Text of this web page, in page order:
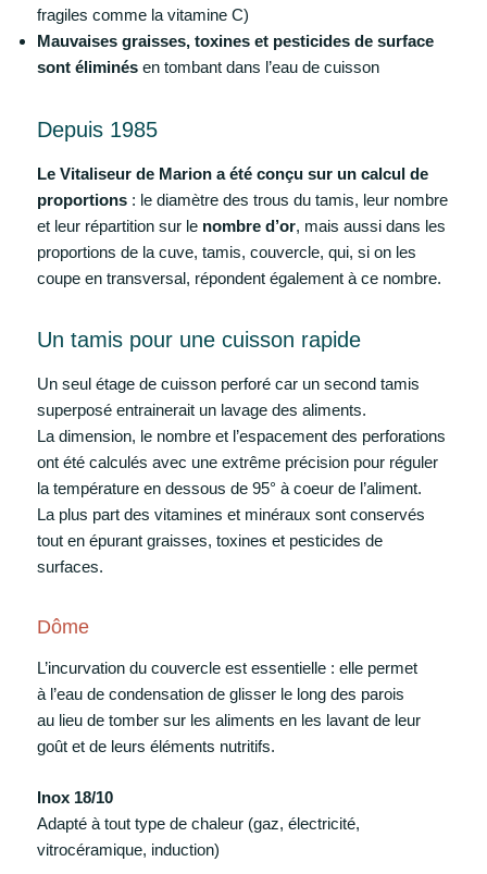
fragiles comme la vitamine C)
Mauvaises graisses, toxines et pesticides de surface
sont éliminés en tombant dans l’eau de cuisson
Depuis 1985
Le Vitaliseur de Marion a été conçu sur un calcul de
proportions : le diamètre des trous du tamis, leur nombre
et leur répartition sur le nombre d’or, mais aussi dans les
proportions de la cuve, tamis, couvercle, qui, si on les
coupe en transversal, répondent également à ce nombre.
Un tamis pour une cuisson rapide
Un seul étage de cuisson perforé car un second tamis
superposé entrainerait un lavage des aliments.
La dimension, le nombre et l’espacement des perforations
ont été calculés avec une extrême précision pour réguler
la température en dessous de 95° à coeur de l’aliment.
La plus part des vitamines et minéraux sont conservés
tout en épurant graisses, toxines et pesticides de
surfaces.
Dôme
L’incurvation du couvercle est essentielle : elle permet
à l’eau de condensation de glisser le long des parois
au lieu de tomber sur les aliments en les lavant de leur
goût et de leurs éléments nutritifs.
Inox 18/10
Adapté à tout type de chaleur (gaz, électricité,
vitrocéramique, induction)